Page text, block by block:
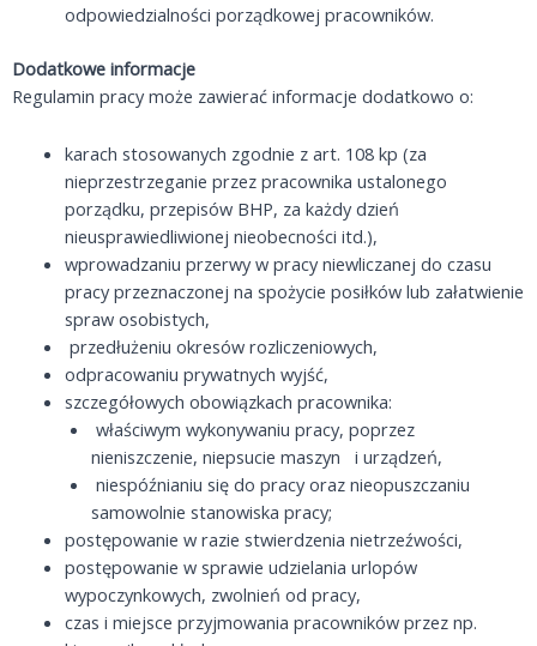
odpowiedzialności porządkowej pracowników.
Dodatkowe informacje
Regulamin pracy może zawierać informacje dodatkowo o:
karach stosowanych zgodnie z art. 108 kp (za
nieprzestrzeganie przez pracownika ustalonego
porządku, przepisów BHP, za każdy dzień
nieusprawiedliwionej nieobecności itd.),
wprowadzaniu przerwy w pracy niewliczanej do czasu
pracy przeznaczonej na spożycie posiłków lub załatwienie
spraw osobistych,
przedłużeniu okresów rozliczeniowych,
odpracowaniu prywatnych wyjść,
szczegółowych obowiązkach pracownika:
właściwym wykonywaniu pracy, poprzez
nieniszczenie, niepsucie maszyn i urządzeń,
niespóźnianiu się do pracy oraz nieopuszczaniu
samowolnie stanowiska pracy;
postępowanie w razie stwierdzenia nietrzeźwości,
postępowanie w sprawie udzielania urlopów
wypoczynkowych, zwolnień od pracy,
czas i miejsce przyjmowania pracowników przez np.